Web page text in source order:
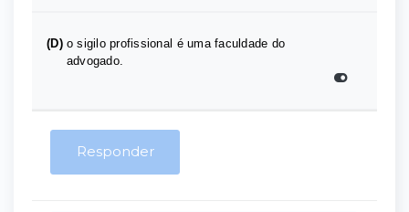
(D) o sigilo profissional é uma faculdade do
advogado.
Responder